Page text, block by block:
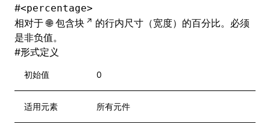
#<percentage>
相对于 包含块
的行内尺寸（宽度）的百分比。必须
是非负值。
#形式定义
初始值 0
适用元素 所有元件